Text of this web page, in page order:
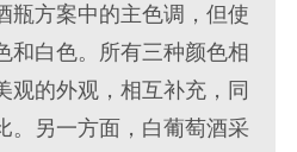
瓶方案中的主色调，但使
和白色。所有三种颜色相
观的外观，相互补充，同
。另一方面，白葡萄酒采